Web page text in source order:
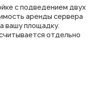
с подведением двух
аренды сервера
вашу площадку.
отдельно